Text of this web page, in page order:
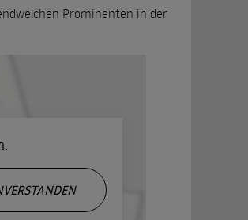
Prominenten in der